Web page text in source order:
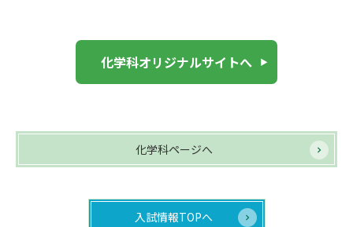
化学科オリジナルサイトへ
化学科ページへ
入試情報TOPへ